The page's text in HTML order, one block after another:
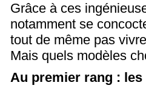
Grâce à ces
notamment se
tout de même pas
Mais quels modèles
Au premier rang :